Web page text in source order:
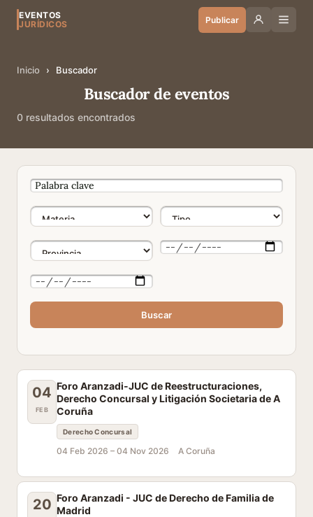
EVENTOS
JURÍDICOS
Publicar
Inicio › Buscador
Buscador de eventos
0 resultados encontrados
Buscar
04
FEB
Foro Aranzadi-JUC de Reestructuraciones,
Derecho Concursal y Litigación Societaria de A
Coruña
Derecho Concursal
04 Feb 2026 – 04 Nov 2026 A Coruña
20 Foro Aranzadi - JUC de Derecho de Familia de
Madrid